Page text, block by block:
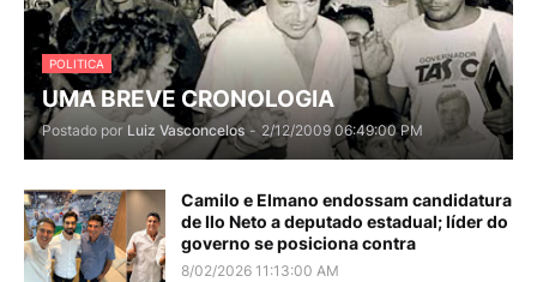
POLITICA
UMA BREVE CRONOLOGIA
Postado por Luiz Vasconcelos - 2/12/2009 06:49:00 PM
Camilo e Elmano endossam candidatura
de Ilo Neto a deputado estadual; líder do
governo se posiciona contra
8/02/2026 11:13:00 AM